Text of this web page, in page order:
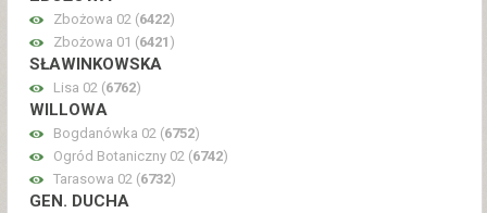
Zbożowa 02 (6422)
Zbożowa 01 (6421 )
SŁAWINKOWSKA
Lisa 02 (6762)
WILLOWA
Bogdanówka 02 (6752)
Ogród Botaniczny 02 (6742)
Tarasowa 02 (6732)
GEN. DUCHA